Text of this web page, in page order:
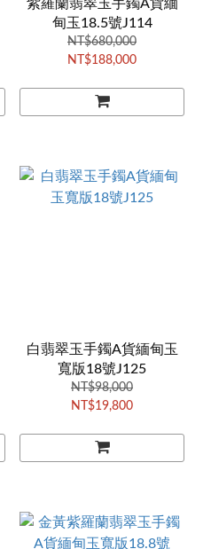
紫羅蘭翡翠玉手鐲A貨緬
甸玉18.5號J114
NT$680,000
NT$188,000
白翡翠玉手鐲A貨緬甸玉
寬版18號J125
NT$98,000
NT$19,800